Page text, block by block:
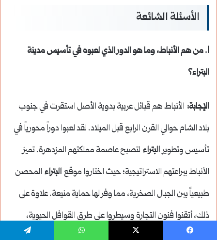
الأسئلة الشائعة
1. من هم الأنباط، وما هو الدور الذي لعبوه في تأسيس مدينة
البتراء؟
الإجابة: الأنباط هم قبائل عربية بدوية الأصل استقرت في جنوب
بلاد الشام حوالي القرن الرابع قبل الميلاد. لقد لعبوا دوراً محورياً في
تأسيس وتطويرالبتراء لتصبح عاصمة مملكتهم المزدهرة. تميز
الأنباط ببراعتهم الاستراتيجية؛ حيث اختاروا موقع البتراء المحصن
طبيعياً بين الجبال الصخرية، مما وفر لها حماية منيعة. علاوة على
ذلك، أتقنوا فنون التجارة وسيطروا على طرق القوافل الحيوية،